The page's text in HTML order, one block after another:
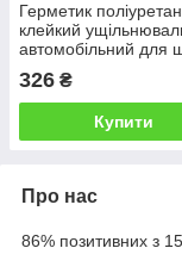
Герметик
клейкий
автомобільний для
CROCODILE
чорний 600 мл.
326 ₴
Купити
Про нас
86% позитивних з 15